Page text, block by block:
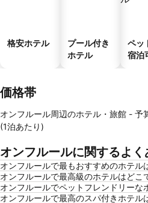
格安ホテル
プール付き
ホテル
ペッ
宿泊
価格帯
オンフルール周辺のホテル・旅館 - 予
(1泊あたり)
オンフルールに関するよく
オンフルールで最もおすすめのホテル
オンフルールで最高級のホテルはどこ
オンフルールでペットフレンドリーな
オンフルールで最高のスパ付きホテル